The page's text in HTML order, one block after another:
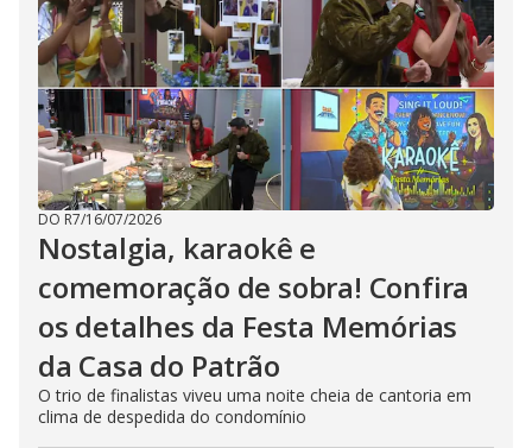
DO R7/16/07/2026
Nostalgia, karaokê e
comemoração de sobra! Confira
os detalhes da Festa Memórias
da Casa do Patrão
O trio de finalistas viveu uma noite cheia de cantoria em
clima de despedida do condomínio